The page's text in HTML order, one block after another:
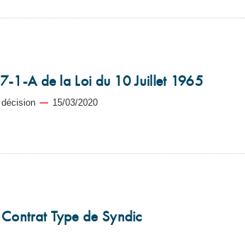
1-A de la Loi du 10 Juillet 1965
15/03/2020
Type de Syndic